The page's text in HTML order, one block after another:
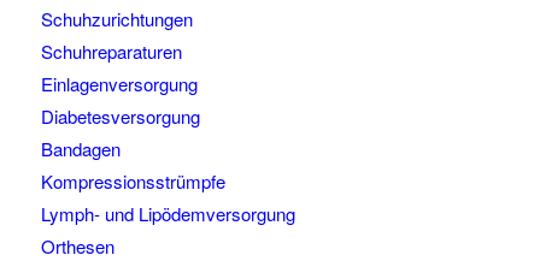
Schuhzurichtungen
Schuhreparaturen
Einlagenversorgung
Diabetesversorgung
Bandagen
Kompressionsstrümpfe
Lymph- und Lipödemversorgung
Orthesen